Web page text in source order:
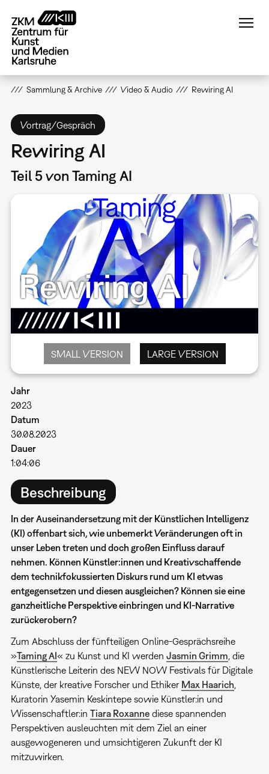
zum
Inhalt
Sammlung & Archive Video & Audio Rewiring AI
Vortrag/Gespräch
Rewiring AI
Teil 5 von Taming AI
SMALL VERSION LARGE VERSION
Jahr
2023
Datum
30.08.2023
Dauer
1:04:06
Beschreibung
In der Auseinandersetzung mit der Künstlichen Intelligenz
(KI) offenbart sich, wie unbemerkt Veränderungen oft in
unser Leben treten und doch großen Einfluss darauf
nehmen. Können Künstler:innen und Kreativschaffende
dem technikfokussierten Diskurs rund um KI etwas
entgegensetzen und diesen ausgleichen? Können sie eine
ganzheitliche Perspektive einbringen und KI-Narrative
zurückerobern?
Zum Abschluss der fünfteiligen Online-Gesprächsreihe
»Taming AI « zu Kunst und KI werden Jasmin Grimm, die
Künstlerische Leiterin des NEW NOW Festivals für Digitale
Künste, der kreative Forscher und Ethiker Max Haarich,
Kuratorin Yasemin Keskintepe sowie Künstler:in und
Wissenschaftler:in Tiara Roxannediese spannenden
Perspektiven ausleuchten mit dem Ziel an einer
ausgewogeneren und umsichtigeren Zukunft der KI
mitzuwirken.